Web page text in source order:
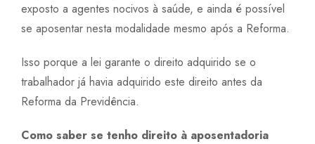
REVISÃO DA VIDA TODA
REVISÃO DE APOSENTADORIA
exposto a agentes nocivos à saúde, e ainda é possível
se aposentar nesta modalidade mesmo após a Reforma.
Isso porque a lei garante o direito adquirido se o
trabalhador já havia adquirido este direito antes da
Reforma da Previdência.
Como saber se tenho direito à aposentadoria